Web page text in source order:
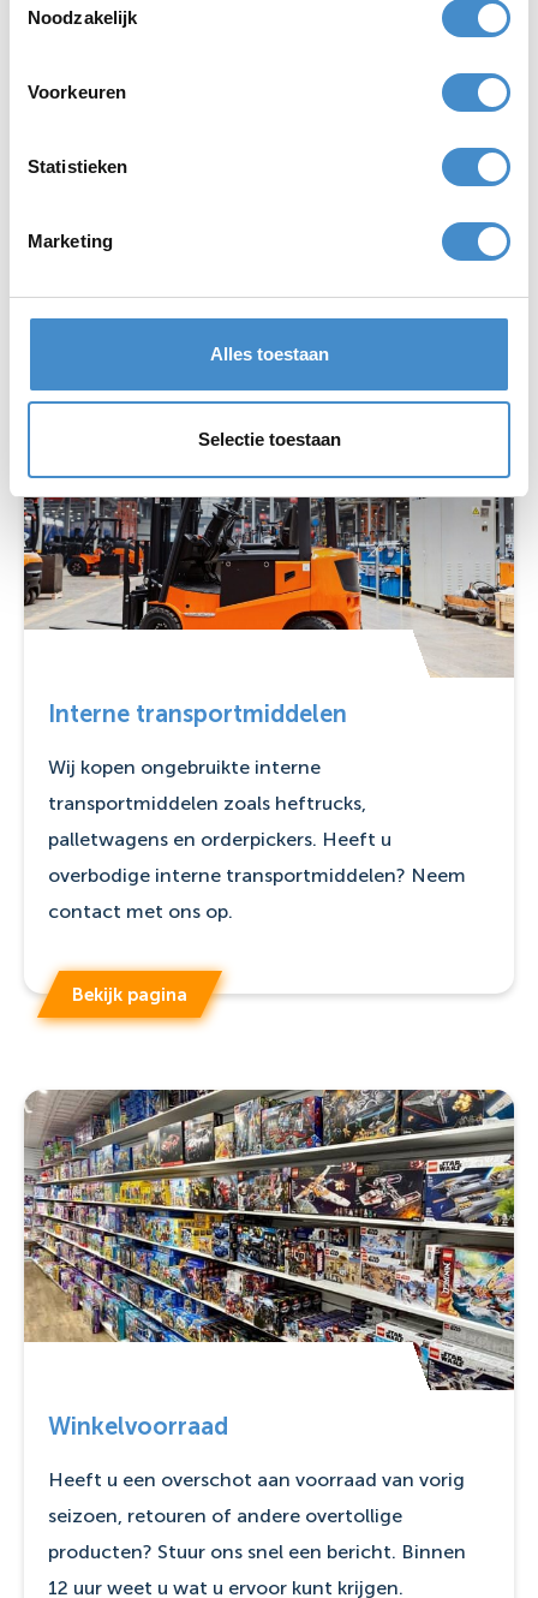
Noodzakelijk
Voorkeuren
Statistieken
Marketing
Alles toestaan
Selectie toestaan
schroevendraaiers. Beschikt u over partijen
contact op en ontvang binnen één dag een
Bekijk pagina
Interne transportmiddelen
Wij kopen ongebruikte interne
transportmiddelen zoals heftrucks,
palletwagens en orderpickers. Heeft u
overbodige interne transportmiddelen? Neem
contact met ons op.
Bekijk pagina
Winkelvoorraad
Heeft u een overschot aan voorraad van vorig
seizoen, retouren of andere overtollige
producten? Stuur ons snel een bericht. Binnen
12 uur weet u wat u ervoor kunt krijgen.